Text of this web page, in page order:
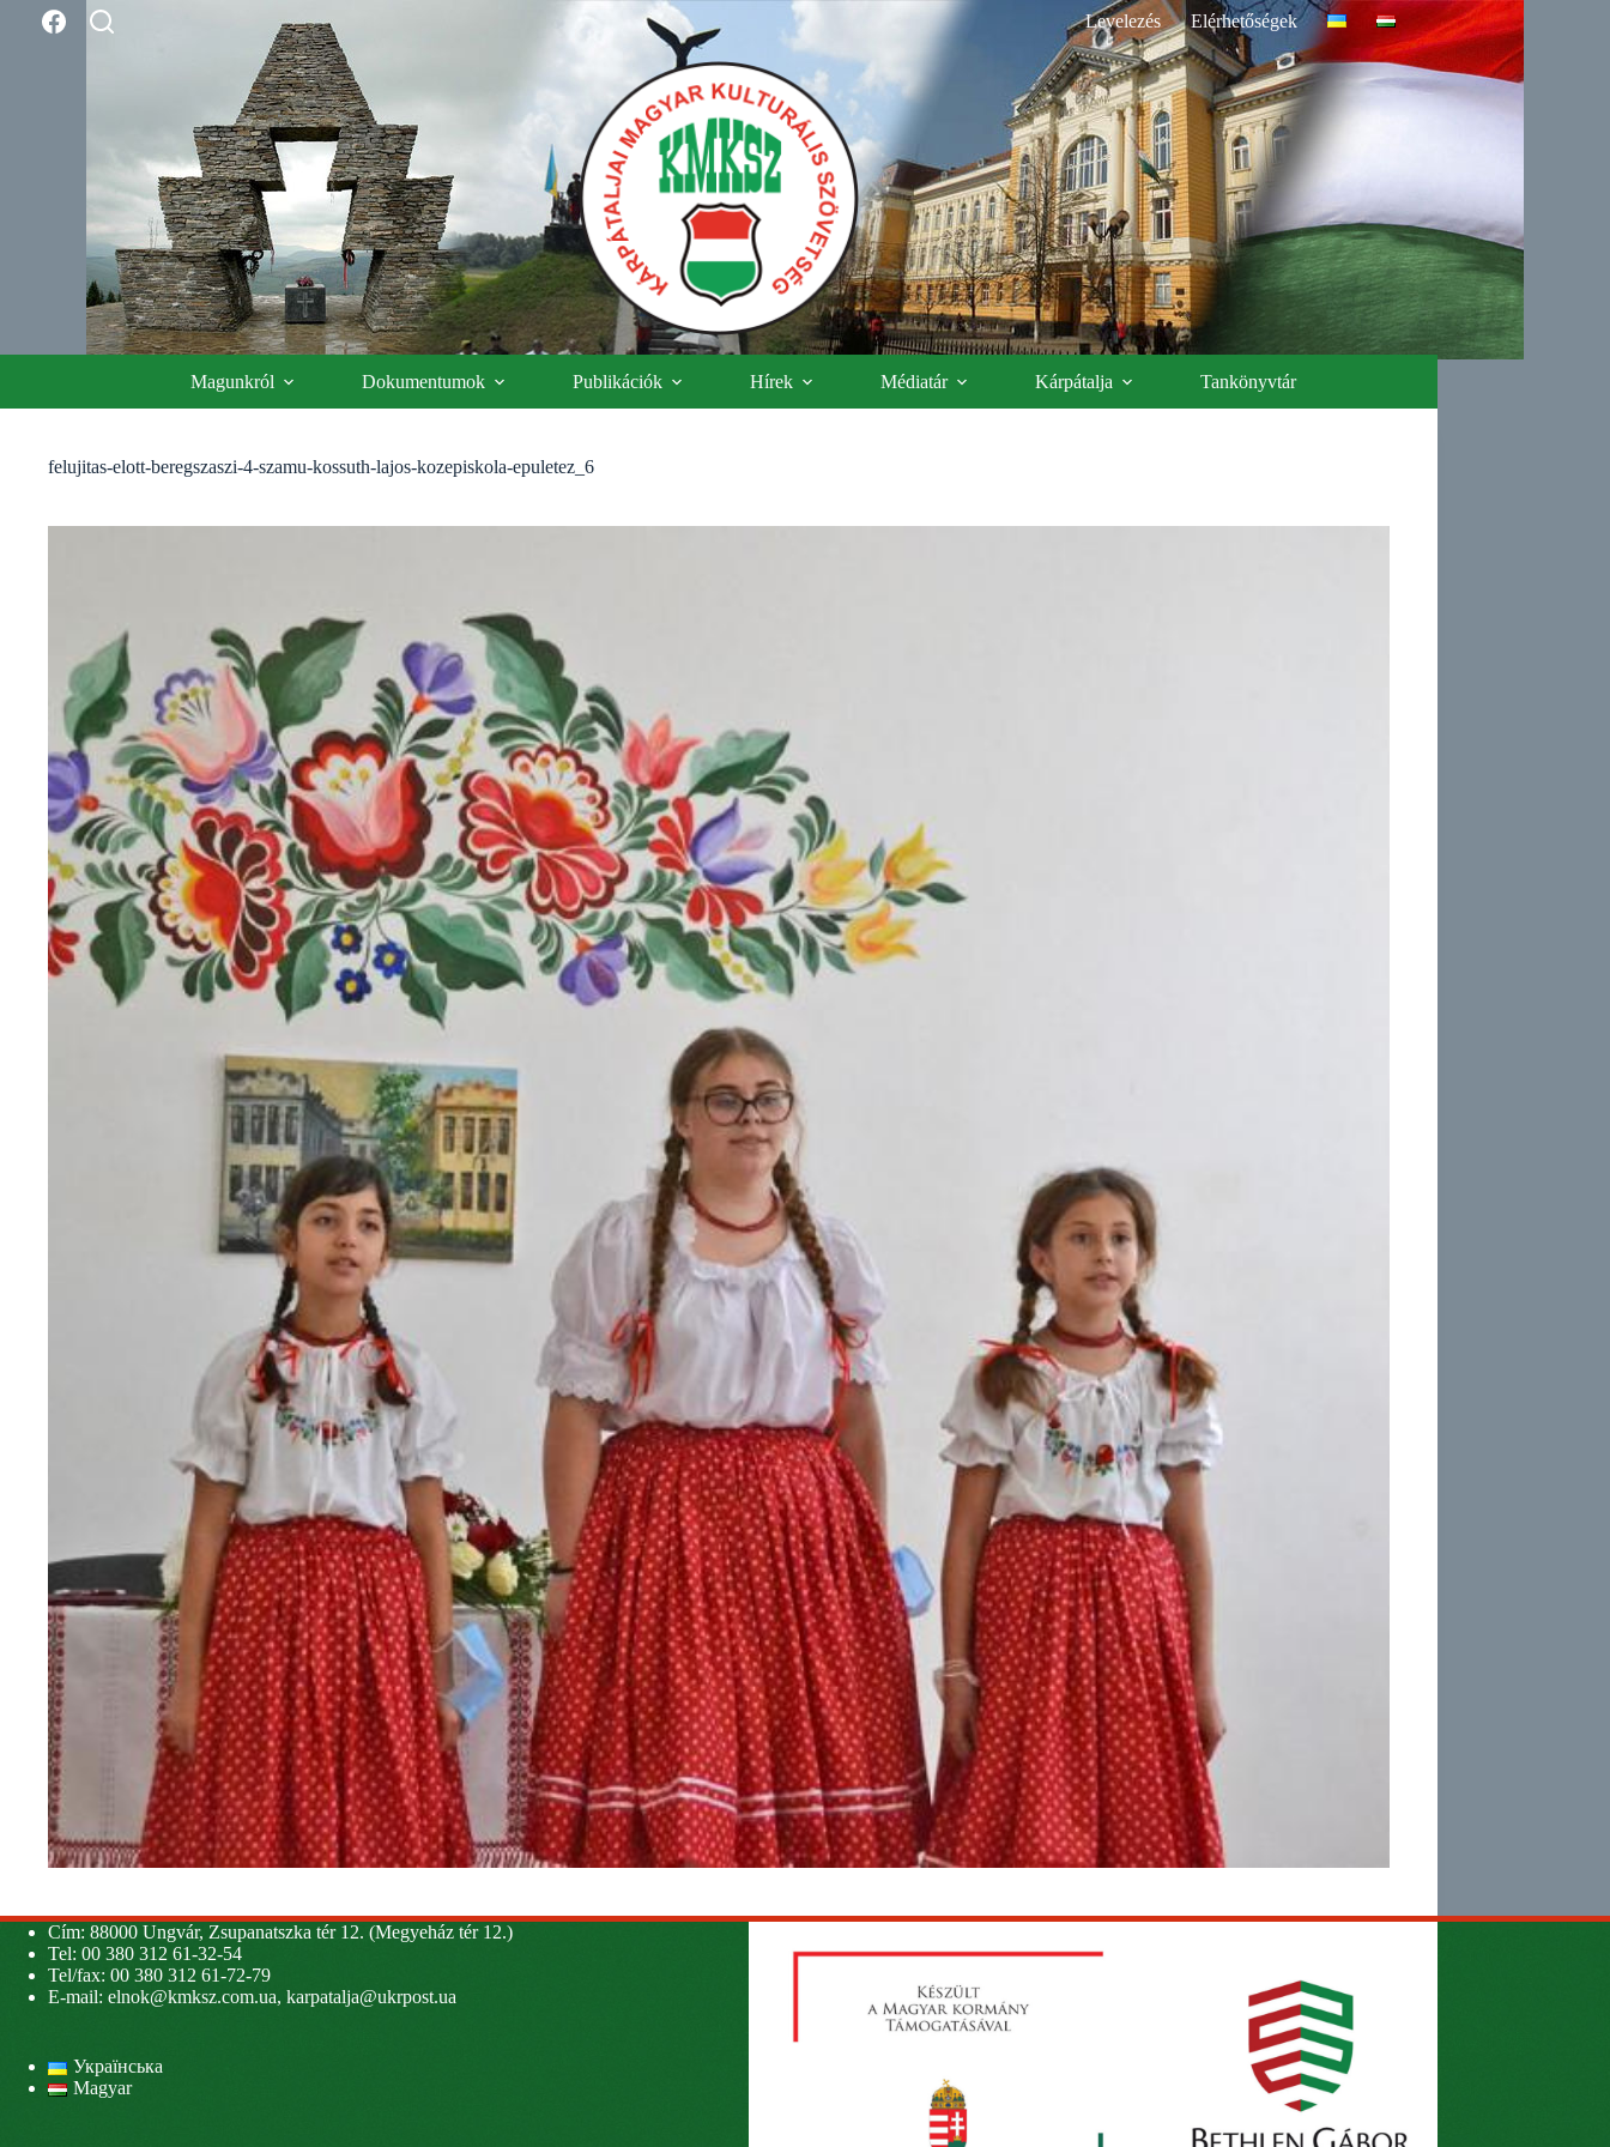
Levelezés Elérhetőségek
Magunkról Dokumentumok Publikációk Hírek Médiatár Kárpátalja Tankönyvtár
felujitas-elott-beregszaszi-4-szamu-kossuth-lajos-kozepiskola-epuletez_6
Cím: 88000 Ungvár, Zsupanatszka tér 12. (Megyeház tér 12.)
Tel: 00 380 312 61-32-54
Tel/fax: 00 380 312 61-72-79
E-mail: elnok@kmksz.com.ua, karpatalja@ukrpost.ua
Українська
Magyar